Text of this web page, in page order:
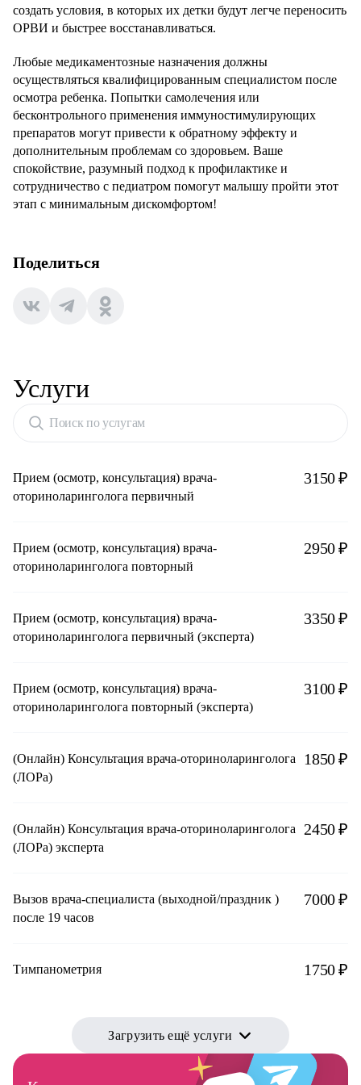
создать условия, в которых их детки будут легче переносить
ОРВИ и быстрее восстанавливаться.
Любые медикаментозные назначения должны
осуществляться квалифицированным специалистом после
осмотра ребенка. Попытки самолечения или
бесконтрольного применения иммуностимулирующих
препаратов могут привести к обратному эффекту и
дополнительным проблемам со здоровьем. Ваше
спокойствие, разумный подход к профилактике и
сотрудничество с педиатром помогут малышу пройти этот
этап с минимальным дискомфортом!
Поделиться
Услуги
Поиск по услугам
Прием (осмотр, консультация) врача-
оториноларинголога первичный
3150 ₽
Прием (осмотр, консультация) врача-
оториноларинголога повторный
2950 ₽
Прием (осмотр, консультация) врача-
оториноларинголога первичный (эксперта)
3350 ₽
Прием (осмотр, консультация) врача-
оториноларинголога повторный (эксперта)
3100 ₽
(Онлайн) Консультация врача-оториноларинголога
(ЛОРа)
1850 ₽
(Онлайн) Консультация врача-оториноларинголога
(ЛОРа) эксперта
2450 ₽
Вызов врача-специалиста (выходной/праздник )
после 19 часов
7000 ₽
Тимпанометрия 1750 ₽
Загрузить ещё услуги